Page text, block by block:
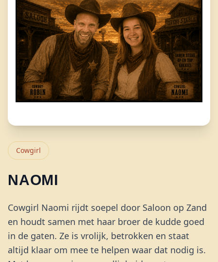
Cowgirl
NAOMI
Cowgirl Naomi rijdt soepel door Saloon op Zand
en houdt samen met haar broer de kudde goed
in de gaten. Ze is vrolijk, betrokken en staat
altijd klaar om mee te helpen waar dat nodig is.